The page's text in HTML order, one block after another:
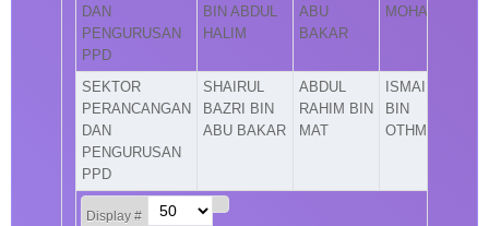
Display #
DAN
PENGURUSAN
PPD
BIN ABDUL
HALIM
ABU
BAKAR
MOHAMAD
SEKTOR
PERANCANGAN
DAN
PENGURUSAN
PPD
SHAIRUL
BAZRI BIN
ABU BAKAR
ABDUL
RAHIM BIN
MAT
ISMAIL
BIN
OTHMAN